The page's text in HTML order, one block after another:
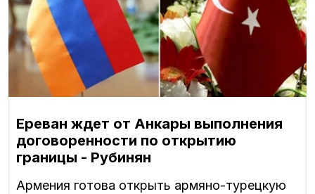
Ереван ждет от Анкары выполнения
договоренности по открытию
границы - Рубинян
Армения готова открыть армяно-турецкую